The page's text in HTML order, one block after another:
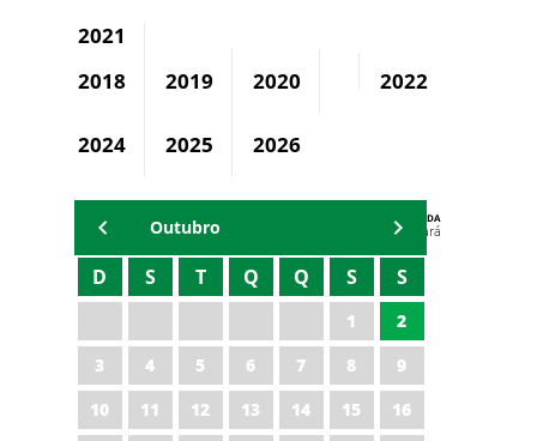
2021
2018
2019 2020 2022
2024 2025 2026
AGENDA
Polícia Militar do Ceará
Outubro
D S T Q Q S S
1
2
3
4 5 6 7 8
9
10
11 12 13 14 15
16